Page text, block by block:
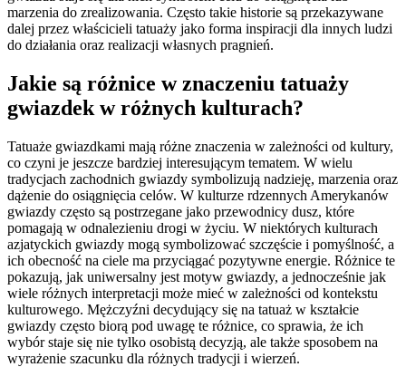
marzenia do zrealizowania. Często takie historie są przekazywane
dalej przez właścicieli tatuaży jako forma inspiracji dla innych ludzi
do działania oraz realizacji własnych pragnień.
Jakie są różnice w znaczeniu tatuaży
gwiazdek w różnych kulturach?
Tatuaże gwiazdkami mają różne znaczenia w zależności od kultury,
co czyni je jeszcze bardziej interesującym tematem. W wielu
tradycjach zachodnich gwiazdy symbolizują nadzieję, marzenia oraz
dążenie do osiągnięcia celów. W kulturze rdzennych Amerykanów
gwiazdy często są postrzegane jako przewodnicy dusz, które
pomagają w odnalezieniu drogi w życiu. W niektórych kulturach
azjatyckich gwiazdy mogą symbolizować szczęście i pomyślność, a
ich obecność na ciele ma przyciągać pozytywne energie. Różnice te
pokazują, jak uniwersalny jest motyw gwiazdy, a jednocześnie jak
wiele różnych interpretacji może mieć w zależności od kontekstu
kulturowego. Mężczyźni decydujący się na tatuaż w kształcie
gwiazdy często biorą pod uwagę te różnice, co sprawia, że ich
wybór staje się nie tylko osobistą decyzją, ale także sposobem na
wyrażenie szacunku dla różnych tradycji i wierzeń.